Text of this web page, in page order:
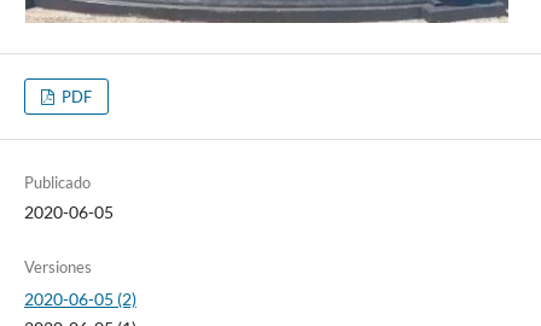
PDF
Publicado
2020-06-05
Versiones
2020-06-05 (2)